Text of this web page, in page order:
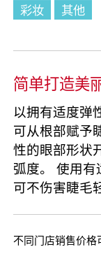
彩妆 其他
简单打造美
以拥有适度弹
可从根部赋予
性的眼部形状
弧度。 使用有
可不伤害睫毛
不同门店销售价格